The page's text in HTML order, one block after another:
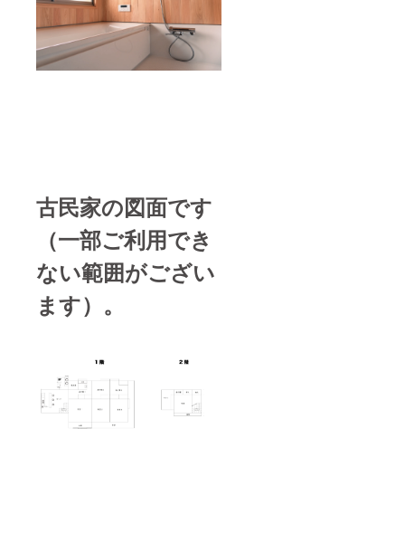
古民家の図面です
（一部ご利用でき
ない範囲がござい
ます）。